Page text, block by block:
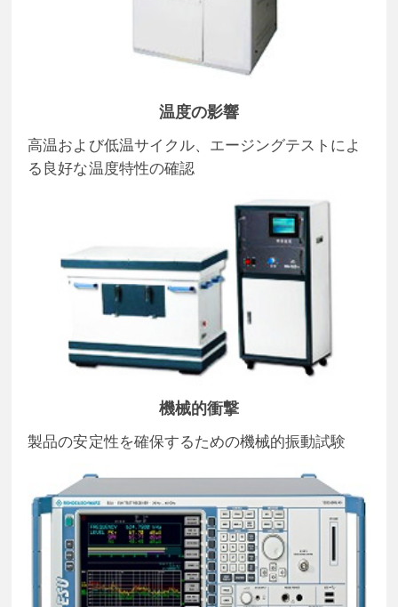
温度の影響
高温および低温サイクル、エージングテストによ
る良好な温度特性の確認
機械的衝撃
製品の安定性を確保するための機械的振動試験